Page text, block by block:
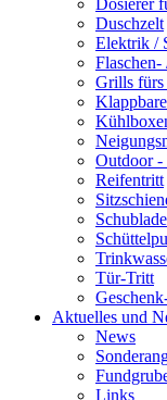
Dosierer
Duschzelt
Elektrik /
Flaschen-
Grills fürs
Outdoor -
Reifentritt
Tür-Tritt
Aktuelles und
News
Links